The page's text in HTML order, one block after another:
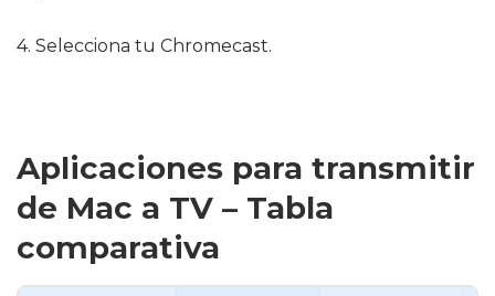
4. Selecciona tu Chromecast.
Aplicaciones para transmitir
de Mac a TV – Tabla
comparativa